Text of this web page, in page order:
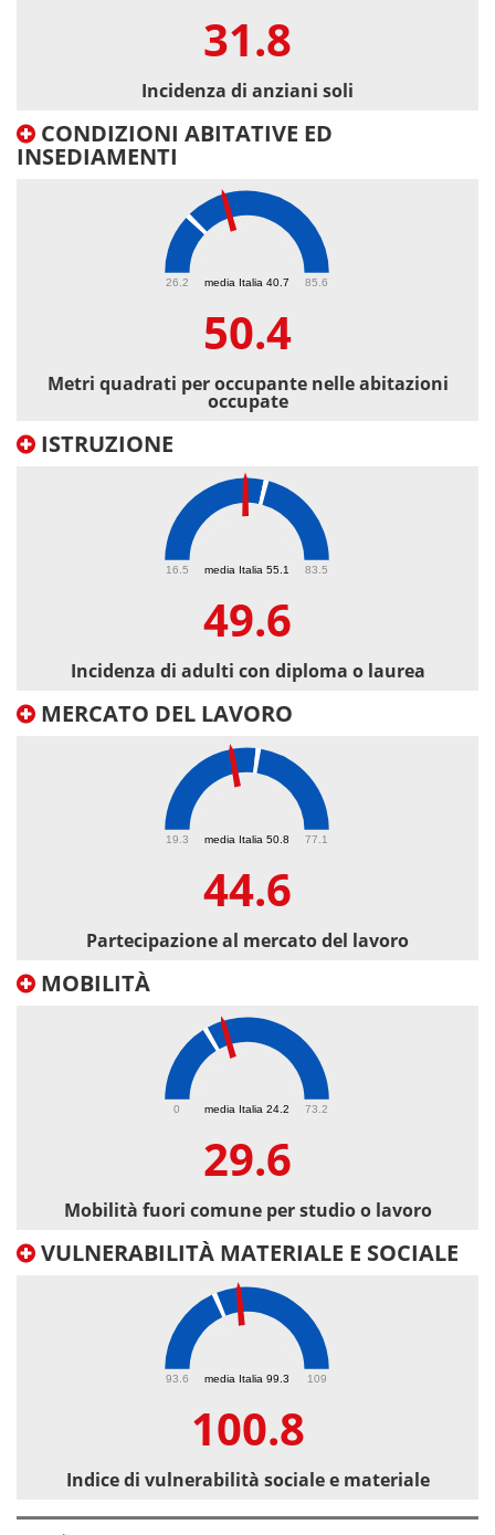
31.8
Incidenza di anziani soli
CONDIZIONI ABITATIVE ED
INSEDIAMENTI
media Italia 40.7
26.2 85.6
50.4
Metri quadrati per occupante nelle abitazioni
occupate
ISTRUZIONE
media Italia 55.1
16.5 83.5
49.6
Incidenza di adulti con diploma o laurea
MERCATO DEL LAVORO
media Italia 50.8
19.3 77.1
44.6
Partecipazione al mercato del lavoro
MOBILITÀ
media Italia 24.2
0 73.2
29.6
Mobilità fuori comune per studio o lavoro
VULNERABILITÀ MATERIALE E SOCIALE
media Italia 99.3
93.6 109
100.8
Indice di vulnerabilità sociale e materiale